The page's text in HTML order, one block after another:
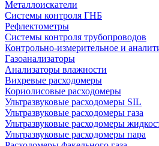
Металлоискатели
Системы контроля ГНБ
Рефлектометры
Системы контроля трубопроводов
Контрольно-измерительное и
Газоанализаторы
Анализаторы влажности
Вихревые расходомеры
Кориолисовые расходомеры
Ультразвуковые расходомеры SIL
Ультразвуковые расходомеры газа
Ультразвуковые расходомеры
Ультразвуковые расходомеры пара